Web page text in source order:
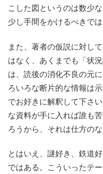
こした図というのは数少
少し手間をかけるべきで
また、著者の仮説に対し
はなく、あくまでも「状
は、読後の消化不良の元
ろいろな断片的な情報は
でお好きに解釈して下さ
な資料が手に入れば誰も
ろうから、それは仕方の
とはいえ、謎好き、鉄道
ではある。こういったテ